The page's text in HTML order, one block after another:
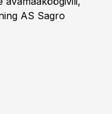
AS Sagro